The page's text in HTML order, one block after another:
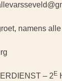
namens
– 2 E